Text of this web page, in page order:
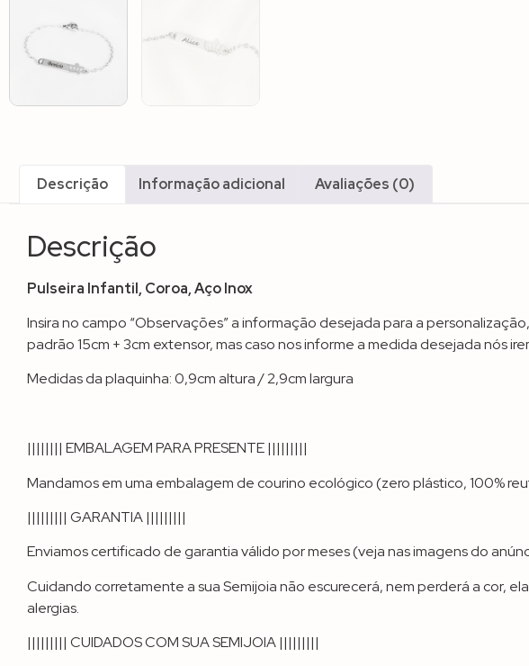
Descrição Informação adicional Avaliações (0)
Descrição
Pulseira Infantil, Coroa, Aço Inox
Insira no campo “Observações” a informação desejada para a
padrão 15cm + 3cm extensor, mas caso nos informe a medida desejada nós
Medidas da plaquinha: 0,9cm altura / 2,9cm largura
|||||||| EMBALAGEM PARA PRESENTE |||||||||
Mandamos em uma embalagem de courino ecológico (zero plástico, 100%
||||||||| GARANTIA |||||||||
Enviamos certificado de garantia válido por meses (veja nas imagens do
Cuidando corretamente a sua Semijoia não escurecerá, nem perderá a cor,
alergias.
||||||||| CUIDADOS COM SUA SEMIJOIA |||||||||